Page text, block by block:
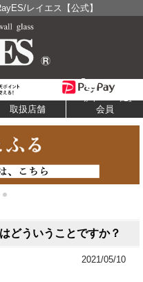
レイエス【公式】
取扱店舗 会員
どういうことですか？
2021/05/10